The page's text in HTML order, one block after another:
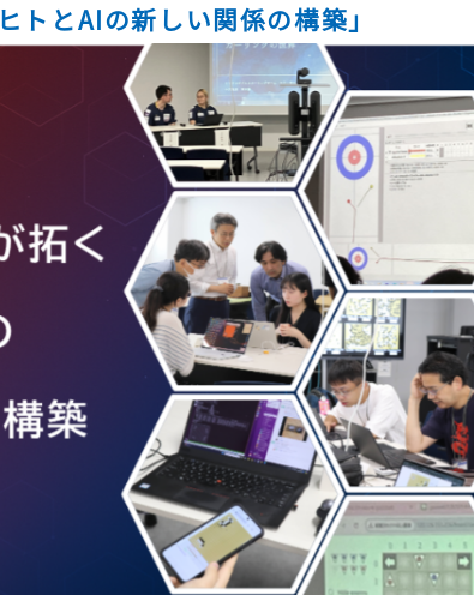
トとAIの新しい関係の構築」